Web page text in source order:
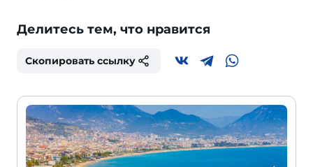
Делитесь тем, что нравится
Скопировать ссылку